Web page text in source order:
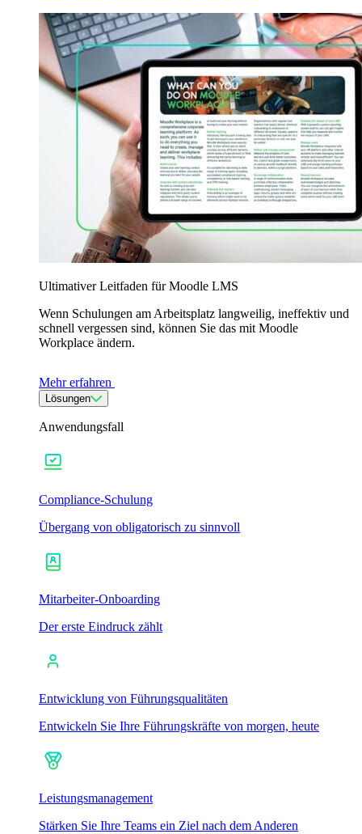
Ultimativer Leitfaden für Moodle LMS
Wenn Schulungen am Arbeitsplatz langweilig, ineffektiv und
schnell vergessen sind, können Sie das mit Moodle
Workplace ändern.
Mehr erfahren
Lösungen
Anwendungsfall
Compliance-Schulung
Übergang von obligatorisch zu sinnvoll
Mitarbeiter-Onboarding
Der erste Eindruck zählt
Entwicklung von Führungsqualitäten
Entwickeln Sie Ihre Führungskräfte von morgen, heute
Leistungsmanagement
Stärken Sie Ihre Teams ein Ziel nach dem Anderen